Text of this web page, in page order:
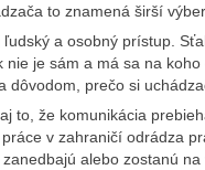
to znamená širší
a osobný prístup.
nie je sám a má sa na
dôvodom, prečo si
to, že komunikácia
v zahraničí odrádza
alebo zostanú